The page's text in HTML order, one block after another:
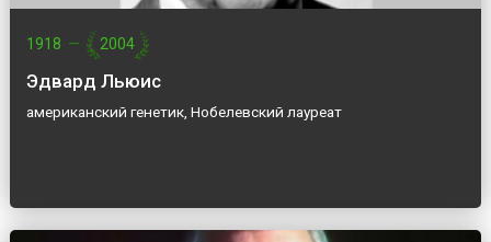
1918 — 2004
Эдвард Льюис
американский генетик, Нобелевский лауреат